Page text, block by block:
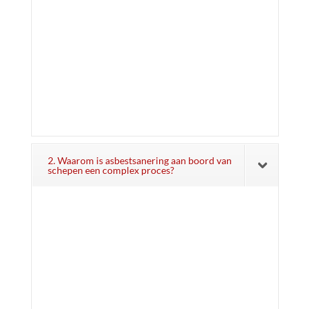
2. Waarom is asbestsanering aan boord van
schepen een complex proces?